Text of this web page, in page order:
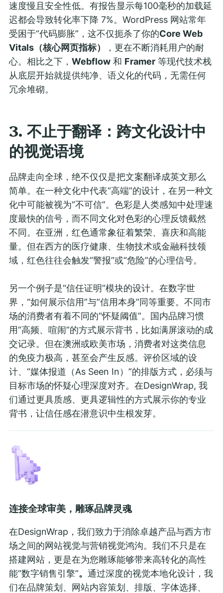
速度慢且安全性低。有报告显示每100毫秒的加载延
迟都会导致转化率下降 7%。WordPress 网站常年
受困于“代码膨胀”，这不仅扼杀了你的Core Web
Vitals（核心网页指标）
，更在不断消耗用户的耐
心。相比之下， Webflow 和 Framer 等现代技术栈
从底层开始就提供纯净、语义化的代码，无需任何
冗余堆砌。
3. 不止于翻译：跨文化设计中
的视觉语境
品牌走向全球，绝不仅仅是把文案翻译成英文那么
简单。在一种文化中代表“高端”的设计，在另一种文
化中可能被视为“不可信”。色彩是人类感知中处理速
度最快的信号，而不同文化对色彩的心理反馈截然
不同。在亚洲，红色通常象征着繁荣、喜庆和高能
量。但在西方的医疗健康、生物技术或金融科技领
域，红色往往会触发“警报”或“危险”的心理信号。
另一个例子是“信任证明”模块的设计。在数字世
界，“如何展示信用”与“信用本身”同等重要。不同市
场的消费者有着不同的“怀疑阈值”。国内品牌习惯
用“高频、喧闹”的方式展示背书，比如满屏滚动的成
交记录。但在澳洲或欧美市场，消费者对这类信息
的免疫力极高，甚至会产生反感。评价区域的设
计、“媒体报道（As Seen In）”的排版方式，必须与
目标市场的怀疑心理深度对齐。在DesignWrap, 我
们通过更具质感、更具逻辑性的方式展示你的专业
背书，让信任感在潜意识中生根发芽。
连接全球审美，雕琢品牌灵魂
在DesignWrap，我们致力于消除卓越产品与西方市
场之间的网站视觉与营销视觉鸿沟。我们不只是在
搭建网站，更是在为您雕琢能够带来高转化的高性
能“数字销售引擎”。 通过深度的视觉本地化设计，我
们在品牌策划、网站内容策划、排版、字体选择、